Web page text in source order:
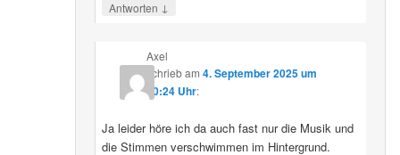
Antworten ↓
Axel
schriebam 4. September 2025 um
10:24 Uhr:
Ja leider höre ich da auch fast nur die Musik und
die Stimmen verschwimmen im Hintergrund.